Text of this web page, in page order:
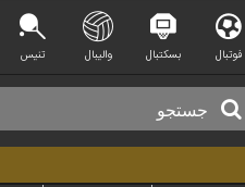
فوتبال بسکتبال والیبال تنیس